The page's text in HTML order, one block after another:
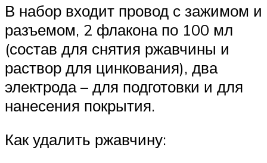
В набор входит провод с зажимом и
разъемом, 2 флакона по 100 мл
(состав для снятия ржавчины и
раствор для цинкования), два
электрода – для подготовки и для
нанесения покрытия.
Как удалить ржавчину: